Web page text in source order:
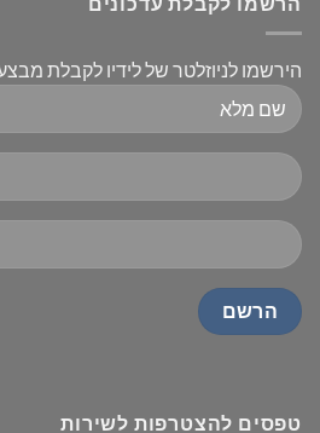
הירשמו לניוזלטר של לידיו לקבלת
טפסים להצטרפות לשירות